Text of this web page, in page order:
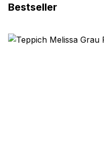
Bestseller